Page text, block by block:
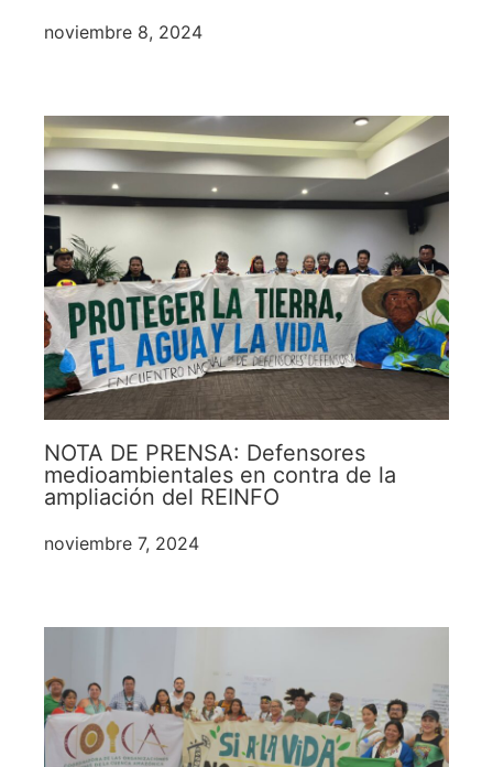
noviembre 8, 2024
NOTA DE PRENSA: Defensores
medioambientales en contra de la
ampliación del REINFO
noviembre 7, 2024